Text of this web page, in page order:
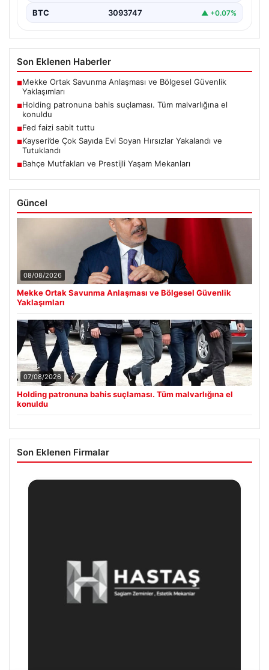
BTC 3093747 ▲ +0.07%
Son Eklenen Haberler
■Mekke Ortak Savunma Anlaşması ve Bölgesel Güvenlik
Yaklaşımları
■Holding patronuna bahis suçlaması. Tüm malvarlığına el
konuldu
■Fed faizi sabit tuttu
■Kayseri’de Çok Sayıda Evi Soyan Hırsızlar Yakalandı ve
Tutuklandı
■Bahçe Mutfakları ve Prestijli Yaşam Mekanları
Güncel
08/08/2026
Mekke Ortak Savunma Anlaşması ve Bölgesel Güvenlik
Yaklaşımları
07/08/2026
Holding patronuna bahis suçlaması. Tüm malvarlığına el
konuldu
Son Eklenen Firmalar